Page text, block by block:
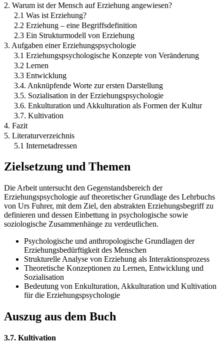
2. Warum ist der Mensch auf Erziehung angewiesen?
2.1 Was ist Erziehung?
2.2 Erziehung – eine Begriffsdefinition
2.3 Ein Strukturmodell von Erziehung
3. Aufgaben einer Erziehungspsychologie
3.1 Erziehungspsychologische Konzepte von Veränderung
3.2 Lernen
3.3 Entwicklung
3.4. Anknüpfende Worte zur ersten Darstellung
3.5. Sozialisation in der Erziehungspsychologie
3.6. Enkulturation und Akkulturation als Formen der Kultur
3.7. Kultivation
4. Fazit
5. Literaturverzeichnis
5.1 Internetadressen
Zielsetzung und Themen
Die Arbeit untersucht den Gegenstandsbereich der
Erziehungspsychologie auf theoretischer Grundlage des Lehrbuchs
von Urs Fuhrer, mit dem Ziel, den abstrakten Erziehungsbegriff zu
definieren und dessen Einbettung in psychologische sowie
soziologische Zusammenhänge zu verdeutlichen.
Psychologische und anthropologische Grundlagen der
Erziehungsbedürftigkeit des Menschen
Strukturelle Analyse von Erziehung als Interaktionsprozess
Theoretische Konzeptionen zu Lernen, Entwicklung und
Sozialisation
Bedeutung von Enkulturation, Akkulturation und Kultivation
für die Erziehungspsychologie
Auszug aus dem Buch
3.7. Kultivation